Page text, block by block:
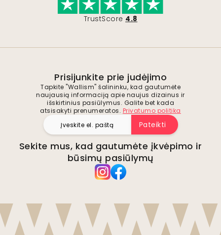
TrustScore 4.8
Prisijunkite prie judėjimo
Tapkite "Wallism" šalininku, kad gautumėte
naujausią informaciją apie naujus dizainus ir
išskirtinius pasiūlymus. Galite bet kada
atsisakyti prenumeratos. Privatumo politika
Pateikti
Sekite mus, kad gautumėte įkvėpimo ir
būsimų pasiūlymų